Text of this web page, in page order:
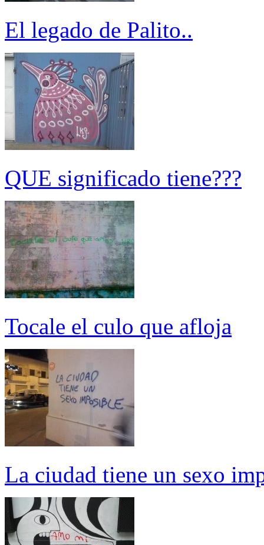
El legado de Palito..
QUE significado tiene???
Tocale el culo que afloja
La ciudad tiene un sexo